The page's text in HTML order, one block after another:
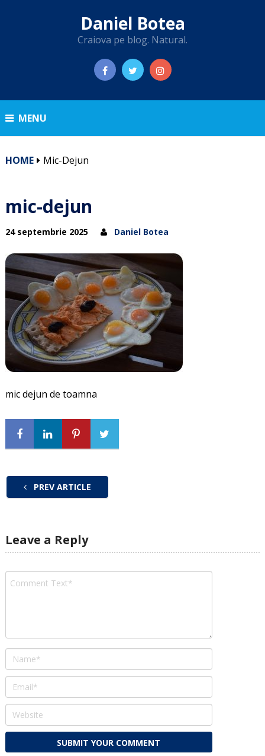
Daniel Botea
Craiova pe blog. Natural.
MENU
HOME Mic-Dejun
mic-dejun
24 septembrie 2025 Daniel Botea
mic dejun de toamna
PREV ARTICLE
Leave a Reply